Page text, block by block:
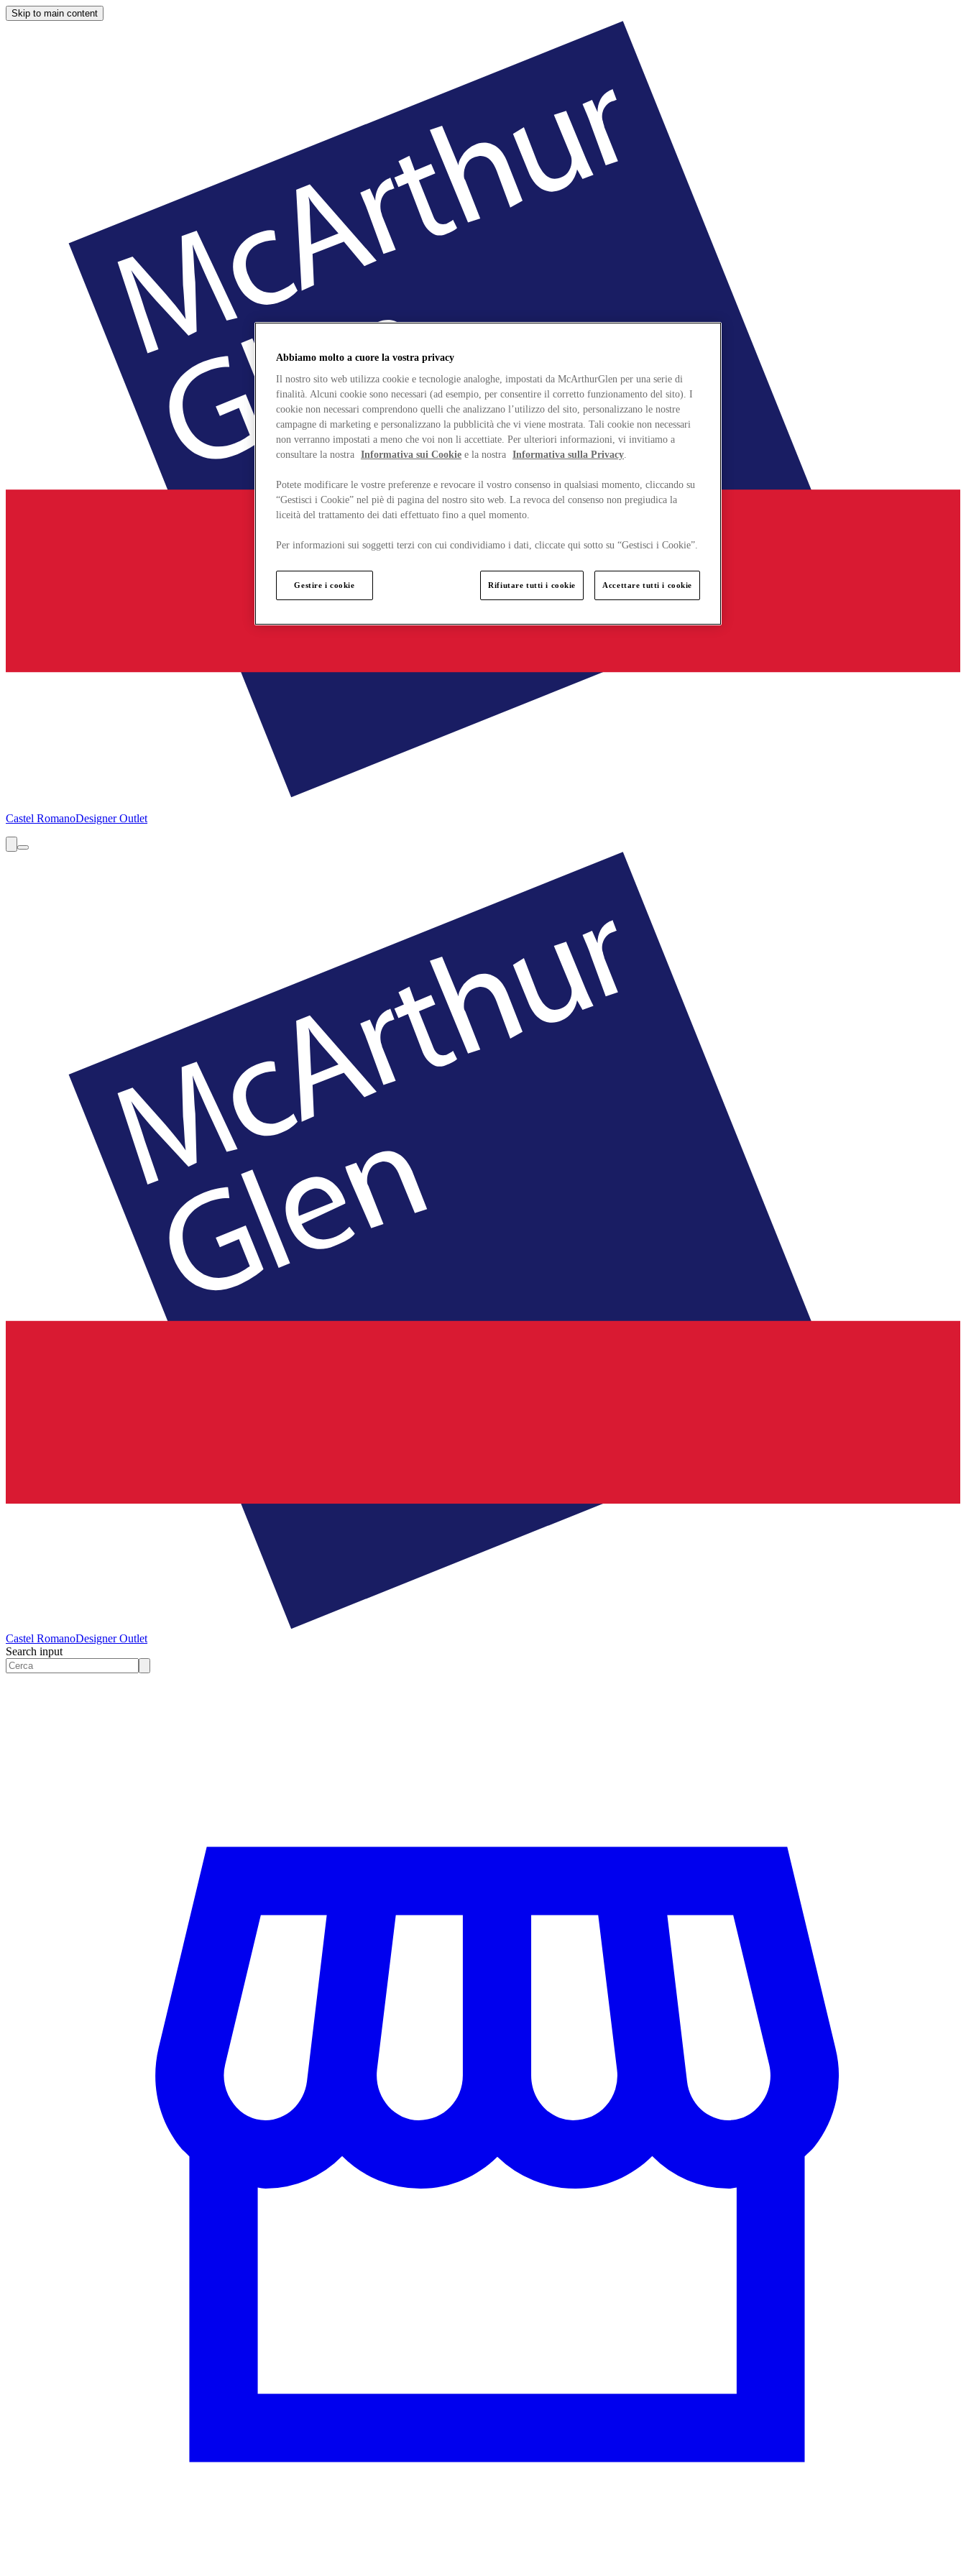
Skip to main content
Castel RomanoDesigner Outlet
Castel RomanoDesigner Outlet
Search input
Abbiamo molto a cuore la vostra privacy
Il nostro sito web utilizza cookie e tecnologie analoghe, impostati da McArthurGlen per una serie di
finalità. Alcuni cookie sono necessari (ad esempio, per consentire il corretto funzionamento del sito). I
cookie non necessari comprendono quelli che analizzano l’utilizzo del sito, personalizzano le nostre
campagne di marketing e personalizzano la pubblicità che vi viene mostrata. Tali cookie non necessari
non verranno impostati a meno che voi non li accettiate. Per ulteriori informazioni, vi invitiamo a
consultare la nostra Informativa sui Cookie e la nostra Informativa sulla Privacy.
Potete modificare le vostre preferenze e revocare il vostro consenso in qualsiasi momento, cliccando su
“Gestisci i Cookie” nel piè di pagina del nostro sito web. La revoca del consenso non pregiudica la
liceità del trattamento dei dati effettuato fino a quel momento.
Per informazioni sui soggetti terzi con cui condividiamo i dati, cliccate qui sotto su “Gestisci i Cookie”.
Gestire i cookie Rifiutare tutti i cookie Accettare tutti i cookie